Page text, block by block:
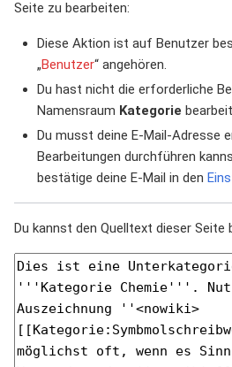
Seite zu bearbeiten:
Diese Aktion ist auf Benutzer
„Benutzer“ angehören.
Du hast nicht die erforderliche
Namensraum Kategorie
Du musst deine E-Mail-Adresse
Bearbeitungen durchführen
bestätige deine E-Mail in den
Du kannst den Quelltext dieser Seite